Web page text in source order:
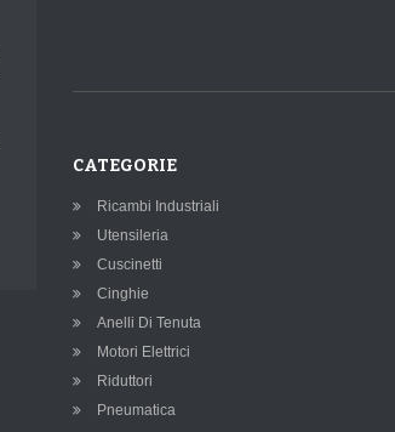
CATEGORIE
Ricambi Industriali
Utensileria
Cuscinetti
Cinghie
Anelli Di Tenuta
Motori Elettrici
Riduttori
Pneumatica